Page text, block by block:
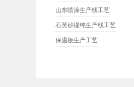
山东喷涂生产线工艺
石英砂提纯生产线工艺
保温板生产工艺